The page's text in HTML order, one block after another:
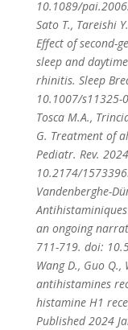
10.1089/
Sato T., Tareishi
Effect of second-
sleep and
rhinitis. Sleep
10.1007/s11325-
Tosca M.A.,
G. Treatment of
Pediatr. Rev.
10.2174/
Vandenberghe-
an ongoing
711-719. doi:
Wang D., Guo
antihistamines
histamine H1
Published 2024